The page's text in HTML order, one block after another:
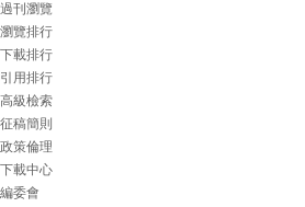
過刊瀏覽
瀏覽排行
下載排行
引用排行
高級檢索
征稿簡則
政策倫理
下載中心
編委會